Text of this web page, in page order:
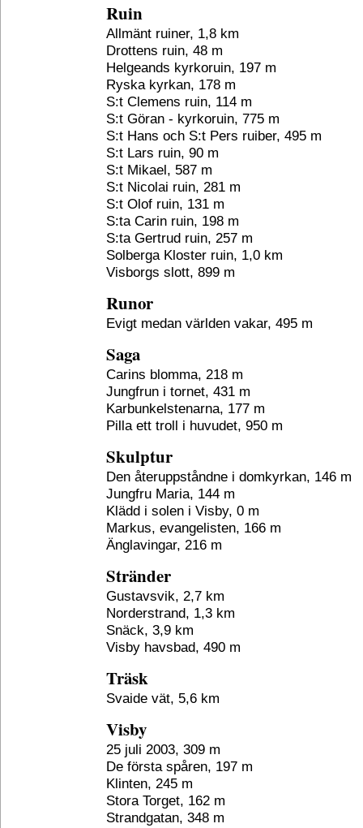
Ruin
Allmänt ruiner, 1,8 km
Drottens ruin, 48 m
Helgeands kyrkoruin, 197 m
Ryska kyrkan, 178 m
S:t Clemens ruin, 114 m
S:t Göran - kyrkoruin, 775 m
S:t Hans och S:t Pers ruiber, 495 m
S:t Lars ruin, 90 m
S:t Mikael, 587 m
S:t Nicolai ruin, 281 m
S:t Olof ruin, 131 m
S:ta Carin ruin, 198 m
S:ta Gertrud ruin, 257 m
Solberga Kloster ruin, 1,0 km
Visborgs slott, 899 m
Runor
Evigt medan världen vakar, 495 m
Saga
Carins blomma, 218 m
Jungfrun i tornet, 431 m
Karbunkelstenarna, 177 m
Pilla ett troll i huvudet, 950 m
Skulptur
Den återuppståndne i domkyrkan, 146 m
Jungfru Maria, 144 m
Klädd i solen i Visby, 0 m
Markus, evangelisten, 166 m
Änglavingar, 216 m
Stränder
Gustavsvik, 2,7 km
Norderstrand, 1,3 km
Snäck, 3,9 km
Visby havsbad, 490 m
Träsk
Svaide vät, 5,6 km
Visby
25 juli 2003, 309 m
De första spåren, 197 m
Klinten, 245 m
Stora Torget, 162 m
Strandgatan, 348 m